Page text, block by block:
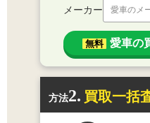
メーカー 愛車のメ
無料 愛車の
方法2. 買取一括